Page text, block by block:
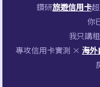
鑽研旅遊信用卡
你
我只講
專攻信用卡實測 × 海外